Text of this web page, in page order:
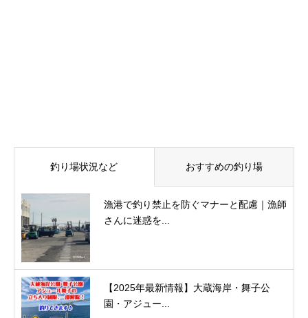
釣り場状況など おすすめの釣り場
漁港で釣り禁止を防ぐマナーと配慮｜漁師
さんに迷惑を...
【2025年最新情報】大蔵海岸・舞子公
園・アジュー...